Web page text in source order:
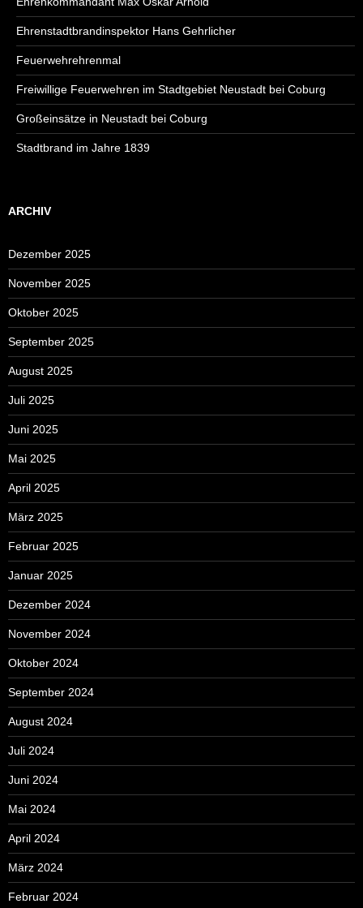
Ehrenstadtbrandinspektor Hans Gehrlicher
Feuerwehrehrenmal
Freiwillige Feuerwehren im Stadtgebiet Neustadt bei Coburg
Großeinsätze in Neustadt bei Coburg
Stadtbrand im Jahre 1839
ARCHIV
Dezember 2025
November 2025
Oktober 2025
September 2025
August 2025
Juli 2025
Juni 2025
Mai 2025
April 2025
März 2025
Februar 2025
Januar 2025
Dezember 2024
November 2024
Oktober 2024
September 2024
August 2024
Juli 2024
Juni 2024
Mai 2024
April 2024
März 2024
Februar 2024